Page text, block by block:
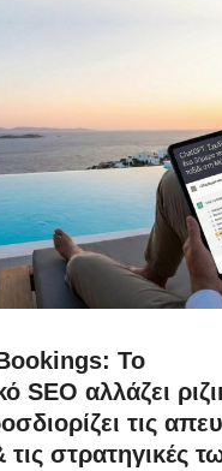
Το
SEO αλλάζει
τις
τις στρατηγικές